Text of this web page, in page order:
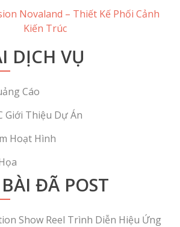
Novaland – Thiết Kế Phối Cảnh
Kiến Trúc
DỊCH VỤ
Cáo
Giới Thiệu Dự Án
Hoạt Hình
ĐÃ POST
Show Reel Trình Diễn Hiệu Ứng